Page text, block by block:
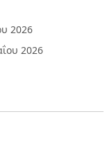
2026
2026